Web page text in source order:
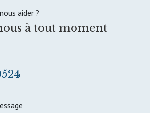
aider ?
à tout moment